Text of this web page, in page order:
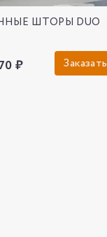
ШТОРЫ DUO
₽ Заказать